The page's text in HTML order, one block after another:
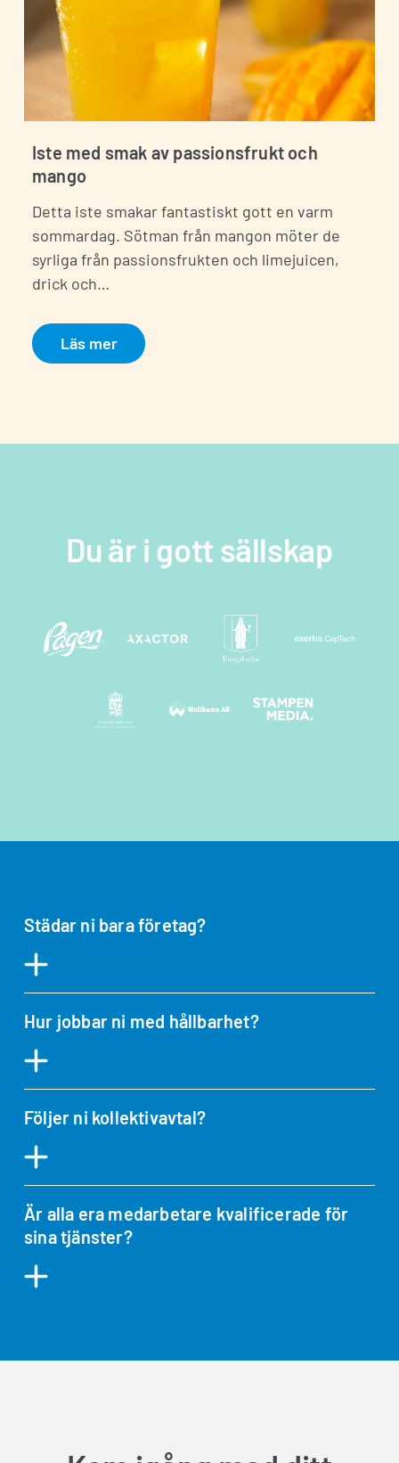
Iste med smak av passionsfrukt och
mango
Detta iste smakar fantastiskt gott en varm
sommardag. Sötman från mangon möter de
syrliga från passionsfrukten och limejuicen,
drick och…
Läs mer
Du är i gott sällskap
Städar ni bara företag?
Hur jobbar ni med hållbarhet?
Följer ni kollektivavtal?
Är alla era medarbetare kvalificerade för
sina tjänster?
Kontakta oss
dig snarast